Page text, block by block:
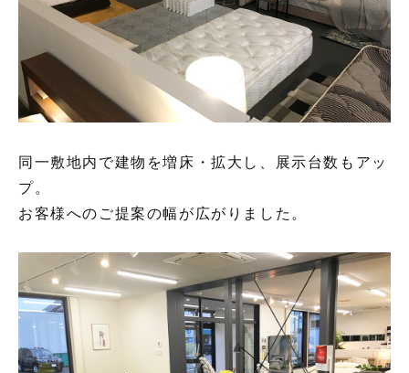
同一敷地内で建物を増床・拡大し、展示台数もアッ
プ。
お客様へのご提案の幅が広がりました。